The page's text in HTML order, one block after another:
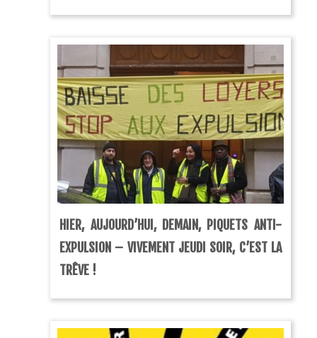
HIER, AUJOURD’HUI, DEMAIN, PIQUETS ANTI-
EXPULSION – VIVEMENT JEUDI SOIR, C’EST LA
TRÊVE !